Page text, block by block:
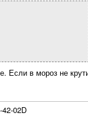
Если в мороз не
02D